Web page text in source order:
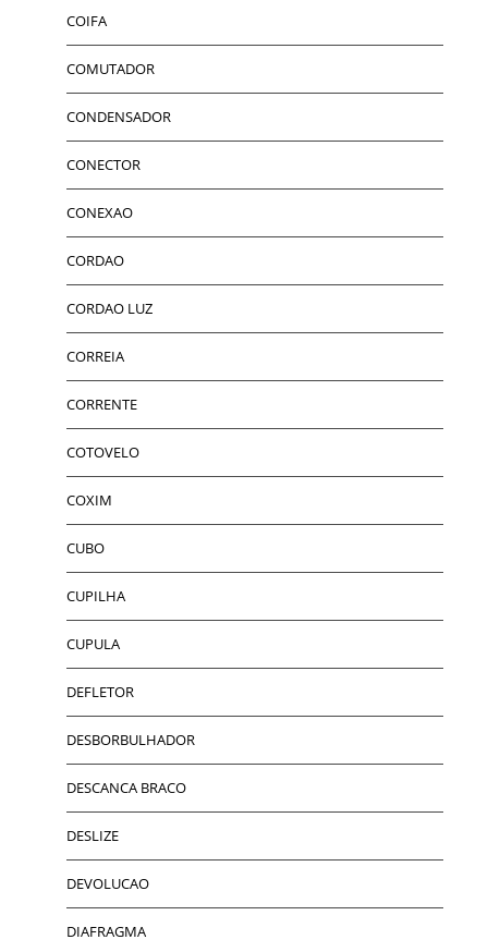
COIFA
COMUTADOR
CONDENSADOR
CONECTOR
CONEXAO
CORDAO
CORDAO LUZ
CORREIA
CORRENTE
COTOVELO
COXIM
CUBO
CUPILHA
CUPULA
DEFLETOR
DESBORBULHADOR
DESCANCA BRACO
DESLIZE
DEVOLUCAO
DIAFRAGMA